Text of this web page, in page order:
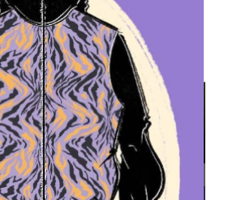
Totó la Momposina: el
adiós a la gran
cantadora que llevó las
raíces colombianas al
mundo a través de su
música